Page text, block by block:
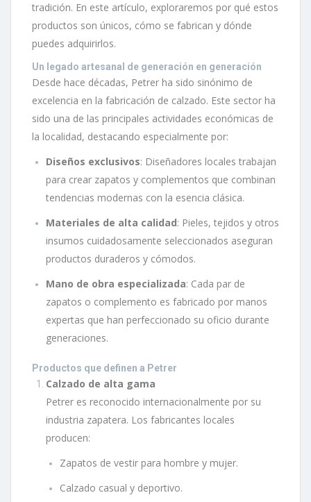
tradición. En este artículo, exploraremos por qué estos
productos son únicos, cómo se fabrican y dónde
puedes adquirirlos.
Un legado artesanal de generación en generación
Desde hace décadas, Petrer ha sido sinónimo de
excelencia en la fabricación de calzado. Este sector ha
sido una de las principales actividades económicas de
la localidad, destacando especialmente por:
Diseños exclusivos: Diseñadores locales trabajan
para crear zapatos y complementos que combinan
tendencias modernas con la esencia clásica.
Materiales de alta calidad: Pieles, tejidos y otros
insumos cuidadosamente seleccionados aseguran
productos duraderos y cómodos.
Mano de obra especializada: Cada par de
zapatos o complemento es fabricado por manos
expertas que han perfeccionado su oficio durante
generaciones.
Productos que definen a Petrer
Calzado de alta gama
Petrer es reconocido internacionalmente por su
industria zapatera. Los fabricantes locales
producen:
Zapatos de vestir para hombre y mujer.
Calzado casual y deportivo.